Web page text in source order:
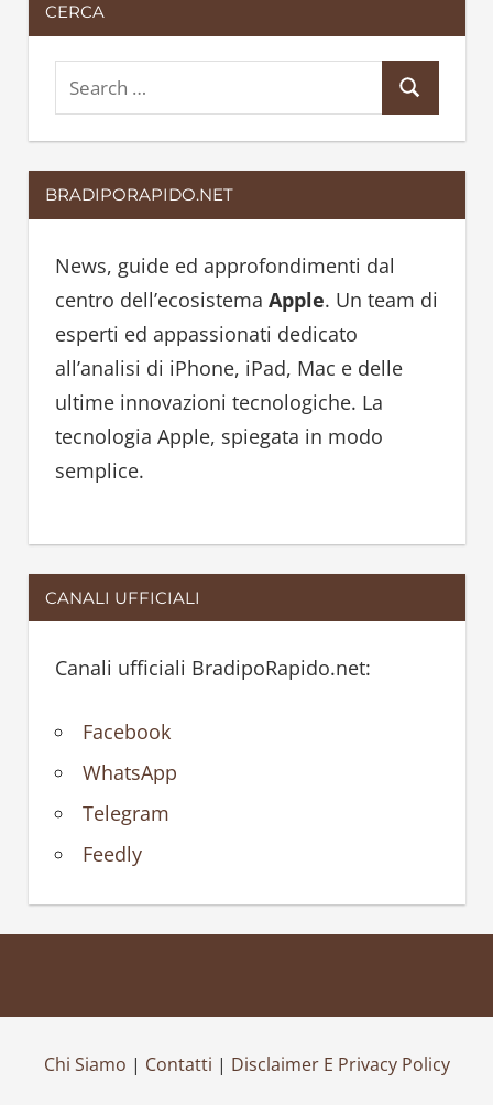
CERCA
e
a
r
c
f
o
r
:
e
a
BRADIPORAPIDO.NET
News, guide ed approfondimenti dal
centro dell’ecosistema Apple. Un team di
esperti ed appassionati dedicato
all’analisi di iPhone, iPad, Mac e delle
ultime innovazioni tecnologiche. La
tecnologia Apple, spiegata in modo
semplice.
CANALI UFFICIALI
Canali ufficiali BradipoRapido.net:
Facebook
WhatsApp
Telegram
Feedly
Chi Siamo | Contatti | Disclaimer E Privacy Policy